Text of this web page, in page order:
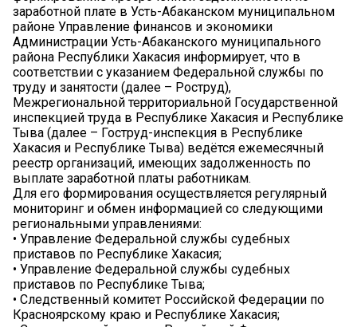
заработной плате в Усть-Абаканском муниципальном
районе Управление финансов и экономики
Администрации Усть-Абаканского муниципального
района Республики Хакасия информирует, что в
соответствии с указанием Федеральной службы по
труду и занятости (далее – Роструд),
Межрегиональной территориальной Государственной
инспекцией труда в Республике Хакасия и Республике
Тыва (далее – Гоструд-инспекция в Республике
Хакасия и Республике Тыва) ведётся ежемесячный
реестр организаций, имеющих задолженность по
выплате заработной платы работникам.
Для его формирования осуществляется регулярный
мониторинг и обмен информацией со следующими
региональными управлениями:
• Управление Федеральной службы судебных
приставов по Республике Хакасия;
• Управление Федеральной службы судебных
приставов по Республике Тыва;
• Следственный комитет Российской Федерации по
Красноярскому краю и Республике Хакасия;